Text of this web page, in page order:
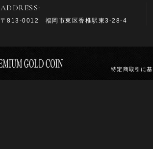
ADDRESS:
〒813-0012 福岡市東区香椎駅東3-28-4
特定商取引に